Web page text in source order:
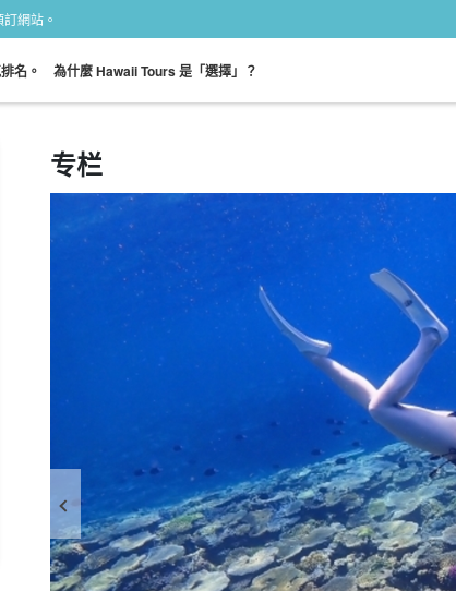
網站。
名。 為什麼 Hawaii Tours 是「選擇」？
一天預約。
依點搜尋 坦塔魯斯山之旅 凱路亞觀光之旅
专栏